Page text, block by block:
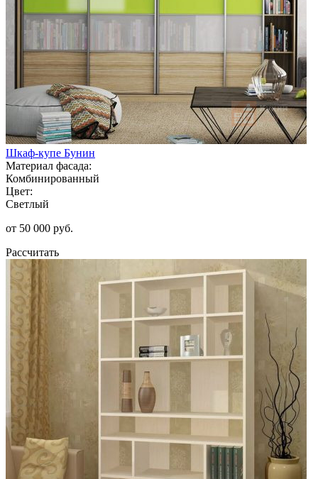
Шкаф-купе Бунин
Материал фасада:
Комбинированный
Цвет:
Светлый
от 50 000 руб.
Рассчитать